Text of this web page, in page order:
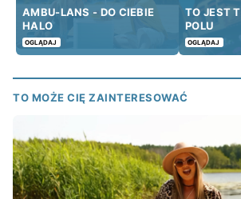
AMBU-LANS - DO CIEBIE
HALO
OGLĄDAJ
TO JEST
POLU
OGLĄDAJ
TO MOŻE CIĘ ZAINTERESOWAĆ